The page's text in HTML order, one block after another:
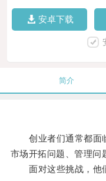
安卓下载
简介
创业者们通常都面临
市场开拓问题、管理问
面对这些挑战，他们